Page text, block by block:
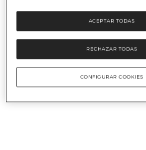
RECHAZAR TODAS
ACEPTAR TODAS
CONFIGURAR COOKIES